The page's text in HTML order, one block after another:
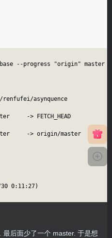
--progress "origin" master
renfufei/asynquence
FETCH_HEAD
-> origin/master
30 0:11:27)
后面少了一个 master. 于是想